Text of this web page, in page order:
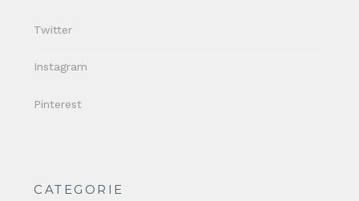
Twitter
Instagram
Pinterest
CATEGORIE